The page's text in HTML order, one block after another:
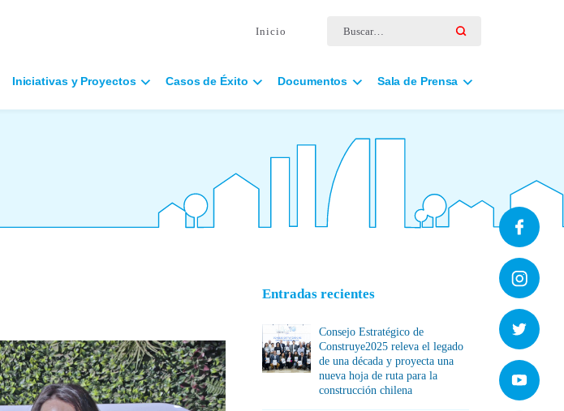
Buscar por:
Inicio
Iniciativas y Proyectos Casos de Éxito Documentos Sala de Prensa
Entradas recientes
Consejo Estratégico de
Construye2025 releva el legado
de una década y proyecta una
nueva hoja de ruta para la
construcción chilena